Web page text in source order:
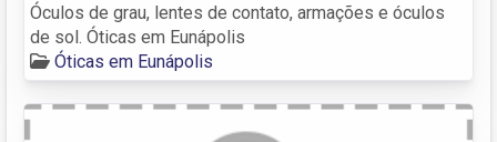
Óculos de grau, lentes de contato, armações e óculos
de sol. Óticas em Eunápolis
Óticas em Eunápolis